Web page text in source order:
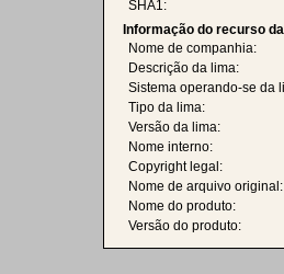
SHA1:
Informação do recurso
Nome de companhia:
Descrição da lima:
Sistema operando-se da
Tipo da lima:
Versão da lima:
Nome interno:
Copyright legal:
Nome de arquivo original:
Nome do produto:
Versão do produto: